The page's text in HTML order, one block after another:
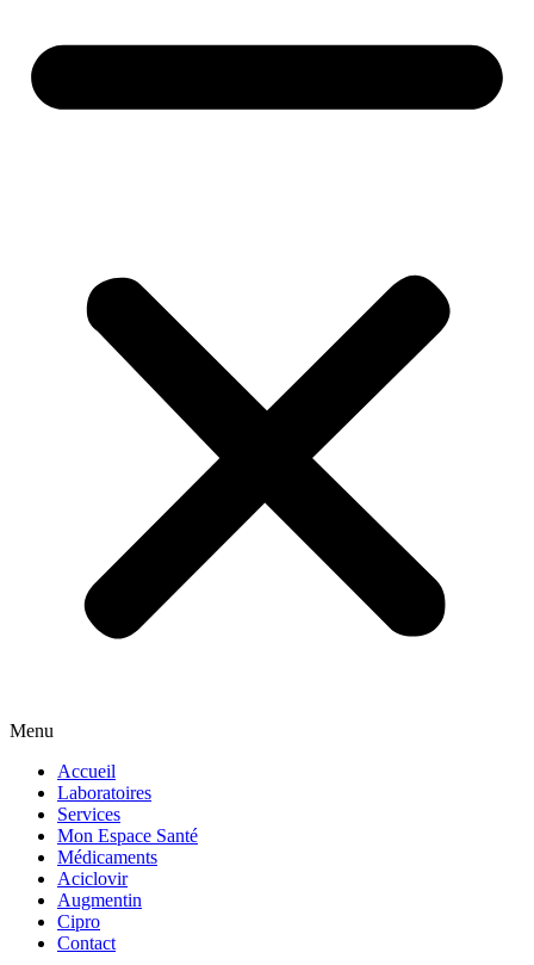
Menu
Accueil
Laboratoires
Services
Mon Espace Santé
Médicaments
Aciclovir
Augmentin
Cipro
Contact